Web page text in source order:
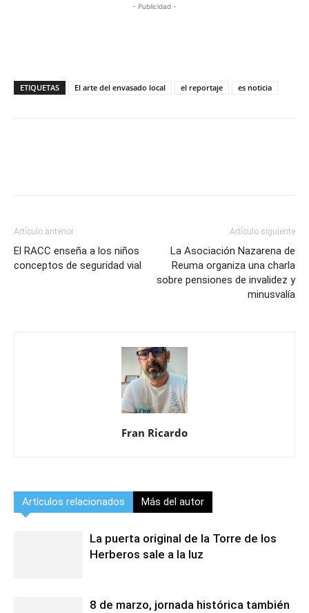
- Publicidad -
ETIQUETAS El arte del envasado local el reportaje es noticia
Artículo anterior
El RACC enseña a los niños
conceptos de seguridad vial
Artículo siguiente
La Asociación Nazarena de
Reuma organiza una charla
sobre pensiones de invalidez y
minusvalía
Fran Ricardo
Artículos relacionados Más del autor
La puerta original de la Torre de los
Herberos sale a la luz
8 de marzo, jornada histórica también